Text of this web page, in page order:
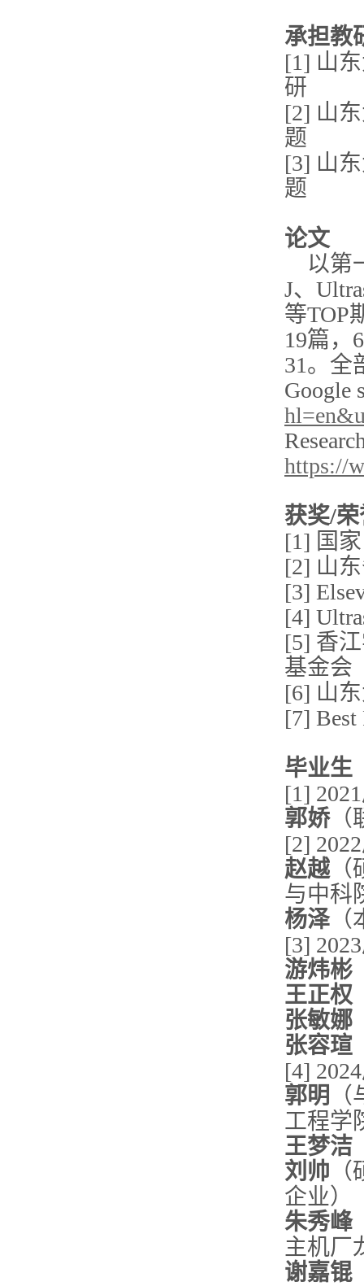
承担教
[1] 山
研
[2] 山
题
[3] 山
题
论文
以第
J、
等TOP
19篇，
31。全
Google
https://
获奖/荣
[1] 国
[2] 山
[3]
[4]
[5] 香
基金会
[6] 山
[7] Best
毕业生
[1]
郭娇（
[2]
赵越（
与中科
杨泽
[3]
游炜彬
王正权
张敏娜
张容瑄
[4]
郭明
工程学
王梦洁
刘帅
企业）
朱秀峰
主机厂
谢嘉锟